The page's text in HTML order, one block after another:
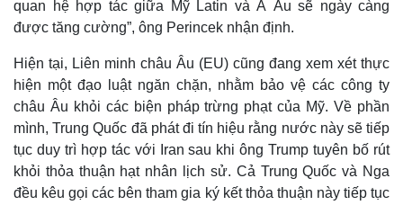
quan hệ hợp tác giữa Mỹ Latin và Á Âu sẽ ngày càng
được tăng cường”, ông Perincek nhận định.
Hiện tại, Liên minh châu Âu (EU) cũng đang xem xét thực
hiện một đạo luật ngăn chặn, nhằm bảo vệ các công ty
châu Âu khỏi các biện pháp trừng phạt của Mỹ. Về phần
mình, Trung Quốc đã phát đi tín hiệu rằng nước này sẽ tiếp
tục duy trì hợp tác với Iran sau khi ông Trump tuyên bố rút
khỏi thỏa thuận hạt nhân lịch sử. Cả Trung Quốc và Nga
đều kêu gọi các bên tham gia ký kết thỏa thuận này tiếp tục